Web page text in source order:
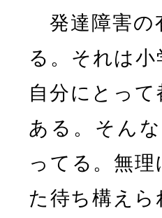
発達障害の
る。それは
自分にとっ
ある。そん
ってる。無
た待ち構え